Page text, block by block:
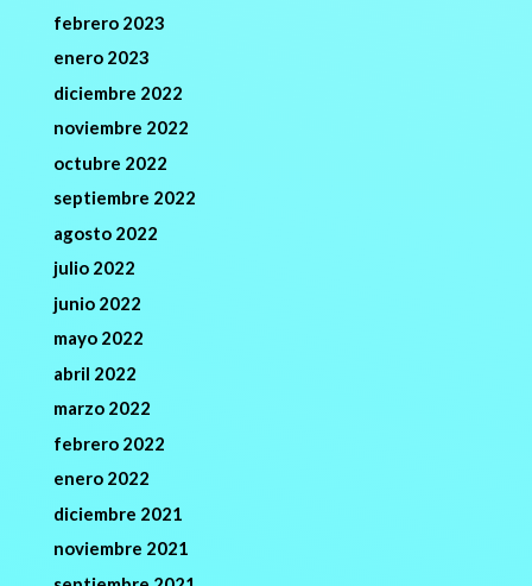
febrero 2023
enero 2023
diciembre 2022
noviembre 2022
octubre 2022
septiembre 2022
agosto 2022
julio 2022
junio 2022
mayo 2022
abril 2022
marzo 2022
febrero 2022
enero 2022
diciembre 2021
noviembre 2021